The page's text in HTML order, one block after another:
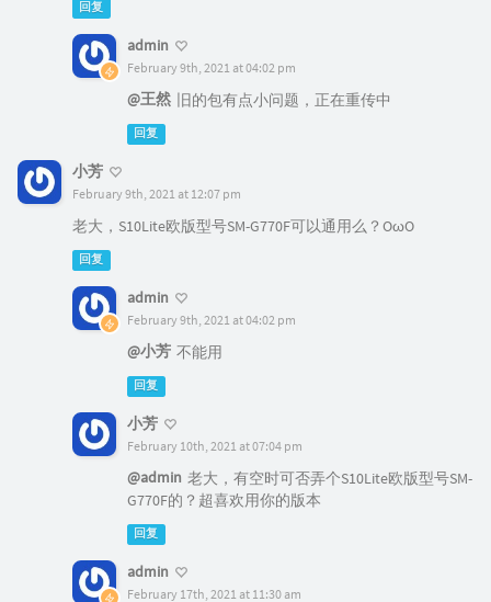
回复
admin
February 9th, 2021 at 04:02 pm
@王然 旧的包有点小问题，正在重传中
回复
小芳
February 9th, 2021 at 12:07 pm
老大，S10Lite欧版型号SM-G770F可以通用么？OωO
回复
admin
February 9th, 2021 at 04:02 pm
@小芳 不能用
回复
小芳
February 10th, 2021 at 07:04 pm
@admin 老大，有空时可否弄个S10Lite欧版型号SM-
G770F的？超喜欢用你的版本
回复
admin
February 17th, 2021 at 11:30 am